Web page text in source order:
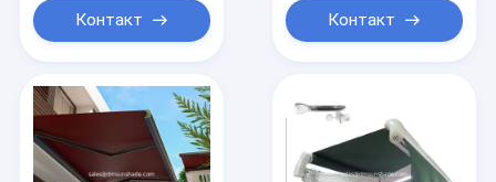
Контакт
горизонтальный
тень
Контакт